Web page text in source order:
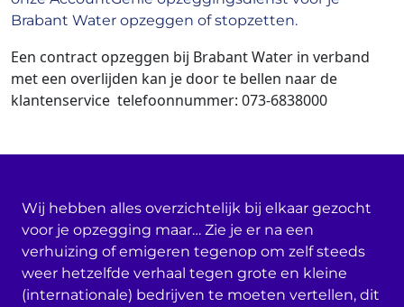
Brabant Water opzeggen of stopzetten.
Een contract opzeggen bij Brabant Water in verband
met een overlijden kan je door te bellen naar de
klantenservice telefoonnummer: 073-6838000
Wij hebben alles overzichtelijk bij elkaar gezocht
voor je opzegging maar… Zie je er na een
verhuizing of emigeren tegenop om zelf steeds
weer hetzelfde verhaal tegen grote en kleine
(internationale) bedrijven te moeten vertellen, dit